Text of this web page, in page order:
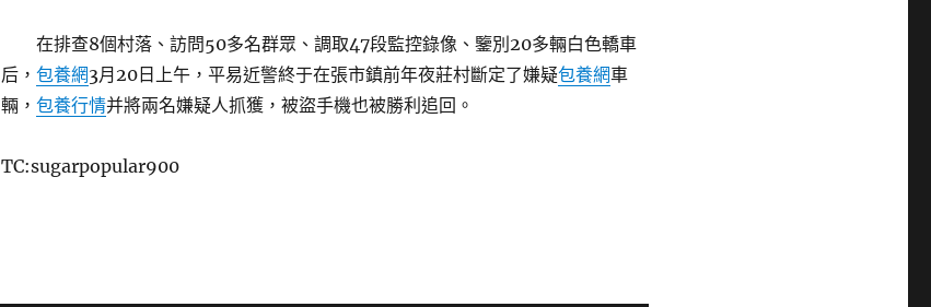
在排查8個村落、訪問50多名群眾、調取47段監控錄像、鑒別20多輛白色轎車
后，包養網3月20日上午，平易近警終于在張市鎮前年夜莊村斷定了嫌疑包養網車
輛，包養行情并將兩名嫌疑人抓獲，被盜手機也被勝利追回。
TC:sugarpopular900